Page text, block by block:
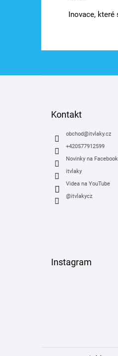
Inovace, které
Kontakt
obchod@itvlaky.cz
+420577912599
Novinky na
itvlaky
Videa na YouTube
@itvlakycz
Instagram